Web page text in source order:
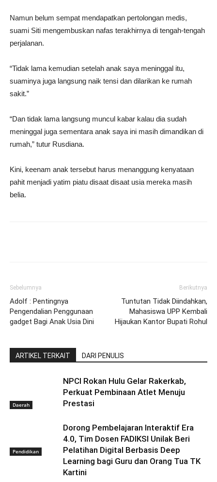
Namun belum sempat mendapatkan pertolongan medis,
suami Siti mengembuskan nafas terakhirnya di tengah-tengah
perjalanan.
“Tidak lama kemudian setelah anak saya meninggal itu,
suaminya juga langsung naik tensi dan dilarikan ke rumah
sakit.”
“Dan tidak lama langsung muncul kabar kalau dia sudah
meninggal juga sementara anak saya ini masih dimandikan di
rumah,” tutur Rusdiana.
Kini, keenam anak tersebut harus menanggung kenyataan
pahit menjadi yatim piatu disaat disaat usia mereka masih
belia.
Sebelumnya
Adolf : Pentingnya
Pengendalian Penggunaan
gadget Bagi Anak Usia Dini
Berikutnya
Tuntutan Tidak Diindahkan,
Mahasiswa UPP Kembali
Hijaukan Kantor Bupati Rohul
ARTIKEL TERKAIT DARI PENULIS
Daerah
NPCI Rokan Hulu Gelar Rakerkab,
Perkuat Pembinaan Atlet Menuju
Prestasi
Pendidikan
Dorong Pembelajaran Interaktif Era
4.0, Tim Dosen FADIKSI Unilak Beri
Pelatihan Digital Berbasis Deep
Learning bagi Guru dan Orang Tua TK
Kartini